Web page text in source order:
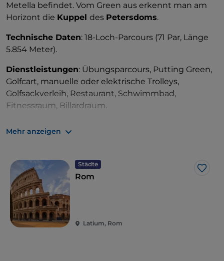
Metella befindet. Vom Green aus erkennt man am
Horizont die Kuppel des Petersdoms.
Technische Daten: 18-Loch-Parcours (71 Par, Länge
5.854 Meter).
Dienstleistungen: Übungsparcours, Putting Green,
Golfcart, manuelle oder elektrische Trolleys,
Golfsackverleih, Restaurant, Schwimmbad,
Fitnessraum, Billardraum.
: Ein
Zentrum von Rom(weniger als 10 km entfernt), aber
auch die Hügel und das Gebiet um die
Romani zu bieten haben
bis hin zu leckeren traditionellen lokalen
Mehr anzeigen
Städte
Like
Rom
Latium, Rom